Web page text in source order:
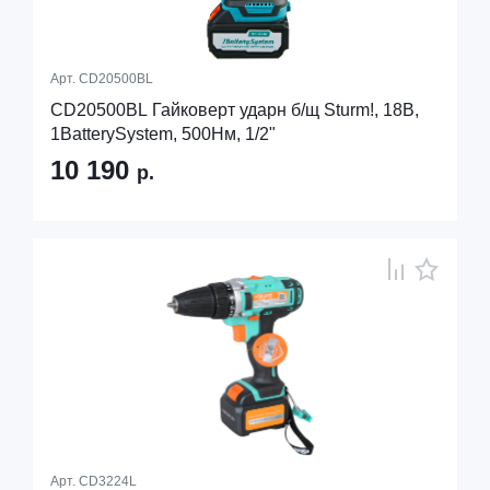
Арт. CD20500BL
CD20500BL Гайковерт ударн б/щ Sturm!, 18В,
1BatterySystem, 500Нм, 1/2"
10 190 р.
Арт. CD3224L